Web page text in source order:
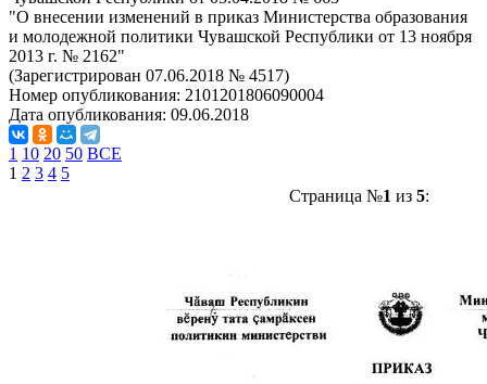
"О внесении изменений в приказ Министерства образования
и молодежной политики Чувашской Республики от 13 ноября
2013 г. № 2162"
(Зарегистрирован 07.06.2018 № 4517)
Номер опубликования: 2101201806090004
Дата опубликования: 09.06.2018
1 10 20 50 ВСЕ
1 2 3 4 5
Страница №1 из 5: